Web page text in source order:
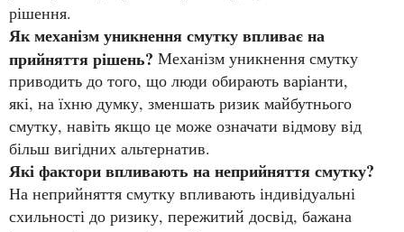
рішення.
Як механізм уникнення смутку впливає на
прийняття рішень? Механізм уникнення смутку
приводить до того, що люди обирають варіанти,
які, на їхню думку, зменшать ризик майбутнього
смутку, навіть якщо це може означати відмову від
більш вигідних альтернатив.
Які фактори впливають на неприйняття смутку?
На неприйняття смутку впливають індивідуальні
схильності до ризику, пережитий досвід, бажана